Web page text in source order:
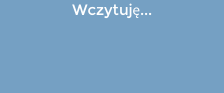
Wczytuję...